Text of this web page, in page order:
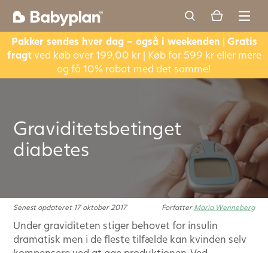
Pakker sendes hver dag – også i weekenden | Gratis
fragtved køb over 199,00 kr | Køb for 599 kr eller mere
og få 10% rabat med det samme!
Graviditetsbetinget
diabetes
Senest opdateret 17 oktober 2017 Forfatter Maria Wenneberg
Under graviditeten stiger behovet for insulin
dramatisk men i de fleste tilfælde kan kvinden selv